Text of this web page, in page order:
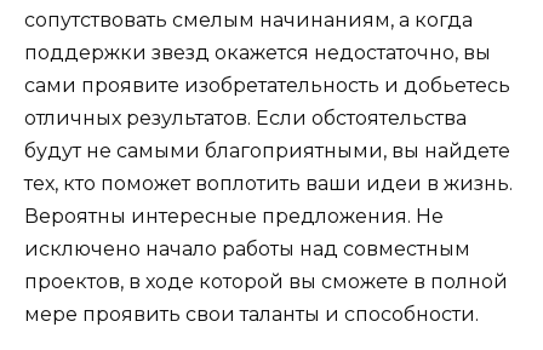
сопутствовать смелым начинаниям, а когда
поддержки звезд окажется недостаточно, вы
сами проявите изобретательность и добьетесь
отличных результатов. Если обстоятельства
будут не самыми благоприятными, вы найдете
тех, кто поможет воплотить ваши идеи в жизнь.
Вероятны интересные предложения. Не
исключено начало работы над совместным
проектов, в ходе которой вы сможете в полной
мере проявить свои таланты и способности.